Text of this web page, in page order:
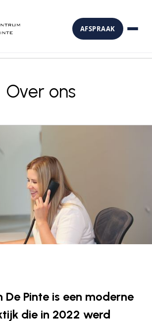
AFSPRAAK
Over ons
Pinte is een moderne
die in 2022 werd